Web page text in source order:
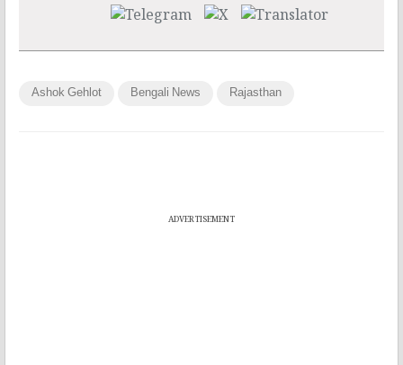
Ashok Gehlot Bengali News Rajasthan
ADVERTISEMENT